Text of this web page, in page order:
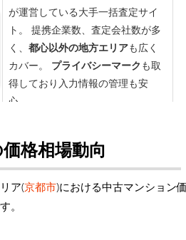
格相場動向
ア(京都市)における中古マンション
。